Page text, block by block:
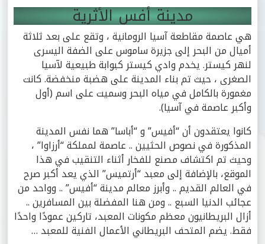
مدينة أفس الأثرية
هي عاصمة مقاطعة آسيا الرومانية ، وتقع على بعد ثلاثة
أميال من البحر إلى جزيرة ساموس على الضفة اليسرى
لنهر كيستر. يخدم وادي كيستر كبوابة طبيعية لآسيا
الصغرى ، حيث تم بناء المدينة على هضبة منخفضة. كانت
مغمورة بالكامل في مياه البحر وسميت على اسم (أول
وأكبر عاصمة في آسيا).
كانوا يعتقدون أن “أفيس” و “أباسا” هما نفس المدينة
المذكورة في نصوص الحثيين .. عاصمة لمملكة “أرزاوا” ،
وحيث تم اكتشاف مصنع للفخار أثناء التنقيب في هذا
الموقع، بالإضافة إلى معبد “أرتميس” الذي يعد أكبر صرح
في العالم القديم .. وأبرز معالم مدينة “أفيس” .. وواحد من
عجائب الدنيا السبع .. ومن هنا المفضلة بين المسافرين ..
أزال البريطانيون معظم مكونات المعبد، تاركين عمودًا واحدًا
فقط. يضم المتحف البريطاني الأعمال الفنية للمعبد …